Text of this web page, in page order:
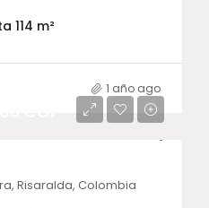
114 m²
1 año ago
Risaralda, Colombia